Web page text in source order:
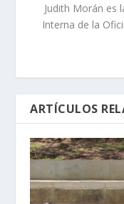
Judith Morán es
Interna de la
ARTÍCULOS